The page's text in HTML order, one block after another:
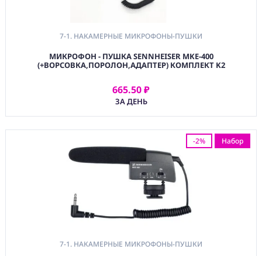
7-1. НАКАМЕРНЫЕ МИКРОФОНЫ-ПУШКИ
МИКРОФОН - ПУШКА SENNHEISER MKE-400
(+ВОРСОВКА,ПОРОЛОН,АДАПТЕР) КОМПЛЕКТ K2
665.50 ₽
ЗА ДЕНЬ
АРЕНДОВАТЬ
-2% Набор
7-1. НАКАМЕРНЫЕ МИКРОФОНЫ-ПУШКИ